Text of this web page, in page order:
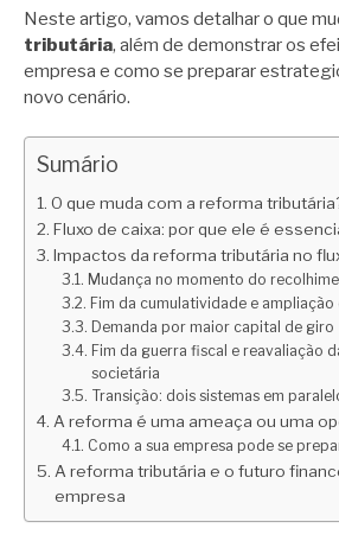
Neste artigo, vamos detalhar o que
tributária, além de demonstrar os
empresa e como se preparar
novo cenário.
Sumário
O que muda com a reforma
Fluxo de caixa: por que ele é
Impactos da reforma tributária no
Mudança no momento do
Fim da cumulatividade e
Demanda por maior capital de giro
Fim da guerra fiscal e reavaliação
societária
Transição: dois sistemas em
A reforma é uma ameaça ou uma
Como a sua empresa pode se
A reforma tributária e o futuro
empresa